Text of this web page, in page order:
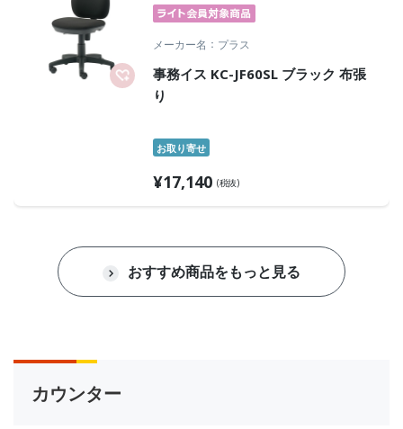
メーカー名 プラス
事務イス KC-JF60SL ブラック 布張
り
お取り寄せ
¥17,140 (税抜)
おすすめ商品をもっと見る
カウンター